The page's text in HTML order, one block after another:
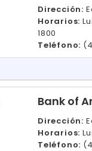
Dirección:
Horarios:
1800
Teléfono:
Bank of
Dirección:
Horarios:
Teléfono: